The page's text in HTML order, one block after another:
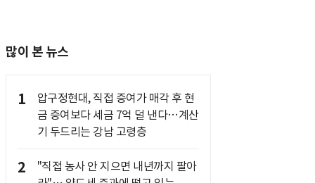
많이 본 뉴스
1
압구정현대, 직접 증여가 매각 후 현
금 증여보다 세금 7억 덜 낸다…계산
기 두드리는 강남 고령층
2
"직접 농사 안 지으면 내년까지 팔아